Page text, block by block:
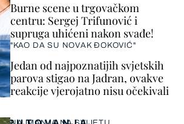
Burne scene u trgovačkom
centru: Sergej Trifunović i
supruga uhićeni nakon svađe!
"KAO DA SU NOVAK ĐOKOVIĆ"
Jedan od najpoznatijih svjetskih
parova stigao na Jadran, ovakve
reakcije vjerojatno nisu očekivali